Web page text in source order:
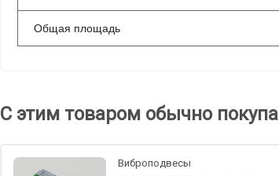
Общая площадь
С этим товаром обычно
Виброподвесы